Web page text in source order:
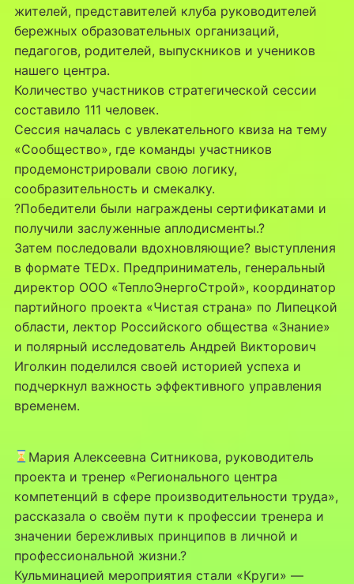
жителей, представителей клуба руководителей
бережных образовательных организаций,
педагогов, родителей, выпускников и учеников
нашего центра.
Количество участников стратегической сессии
составило 111 человек.
Сессия началась с увлекательного квиза на тему
«Сообщество», где команды участников
продемонстрировали свою логику,
сообразительность и смекалку.
?Победители были награждены сертификатами и
получили заслуженные аплодисменты.?
Затем последовали вдохновляющие? выступления
в формате TEDx. Предприниматель, генеральный
директор ООО «ТеплоЭнергоСтрой», координатор
партийного проекта «Чистая страна» по Липецкой
области, лектор Российского общества «Знание»
и полярный исследователь Андрей Викторович
Иголкин поделился своей историей успеха и
подчеркнул важность эффективного управления
временем.
Мария Алексеевна Ситникова, руководитель
проекта и тренер «Регионального центра
компетенций в сфере производительности труда»,
рассказала о своём пути к профессии тренера и
значении бережливых принципов в личной и
профессиональной жизни.?
Кульминацией мероприятия стали «Круги» —